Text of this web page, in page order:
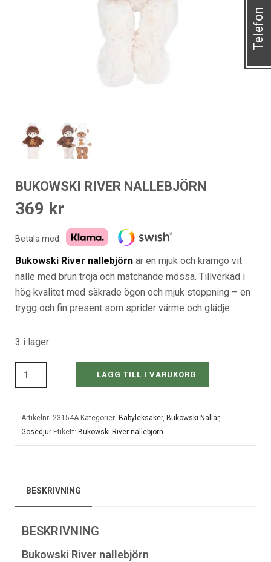
BUKOWSKI RIVER NALLEBJÖRN
369 kr
Betala med:
Bukowski River nallebjörn är en mjuk och kramgo vit
nalle med brun tröja och matchande mössa. Tillverkad i
hög kvalitet med säkrade ögon och mjuk stoppning – en
trygg och fin present som sprider värme och glädje.
3 i lager
LÄGG TILL I VARUKORG
Artikelnr: 23154A Kategorier: Babyleksaker, Bukowski Nallar,
Gosedjur Etikett: Bukowski River nallebjörn
BESKRIVNING
BESKRIVNING
Bukowski River nallebjörn
Telefon